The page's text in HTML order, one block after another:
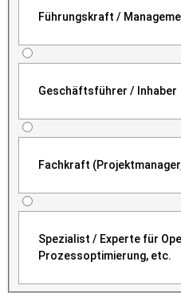
Führungskraft /
Geschäftsführer / Inhaber
Fachkraft
Spezialist / Experte für
Prozessoptimierung, etc.